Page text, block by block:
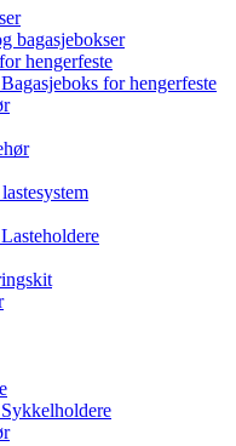
bagasjebokser
hengerfeste
Bagasjeboks for hengerfeste
Lasteholdere
Sykkelholdere